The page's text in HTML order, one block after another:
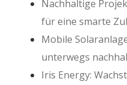
Nachhaltige
für eine smarte
Mobile
unterwegs
Iris Energy: